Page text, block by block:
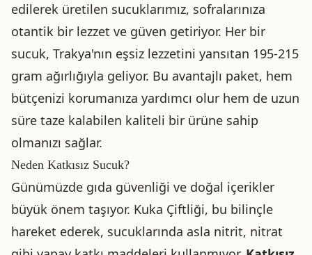
edilerek üretilen sucuklarımız, sofralarınıza
otantik bir lezzet ve güven getiriyor. Her bir
sucuk, Trakya'nın eşsiz lezzetini yansıtan 195-215
gram ağırlığıyla geliyor. Bu avantajlı paket, hem
bütçenizi korumanıza yardımcı olur hem de uzun
süre taze kalabilen kaliteli bir ürüne sahip
olmanızı sağlar.
Neden Katkısız Sucuk?
Günümüzde gıda güvenliği ve doğal içerikler
büyük önem taşıyor. Kuka Çiftliği, bu bilinçle
hareket ederek, sucuklarında asla nitrit, nitrat